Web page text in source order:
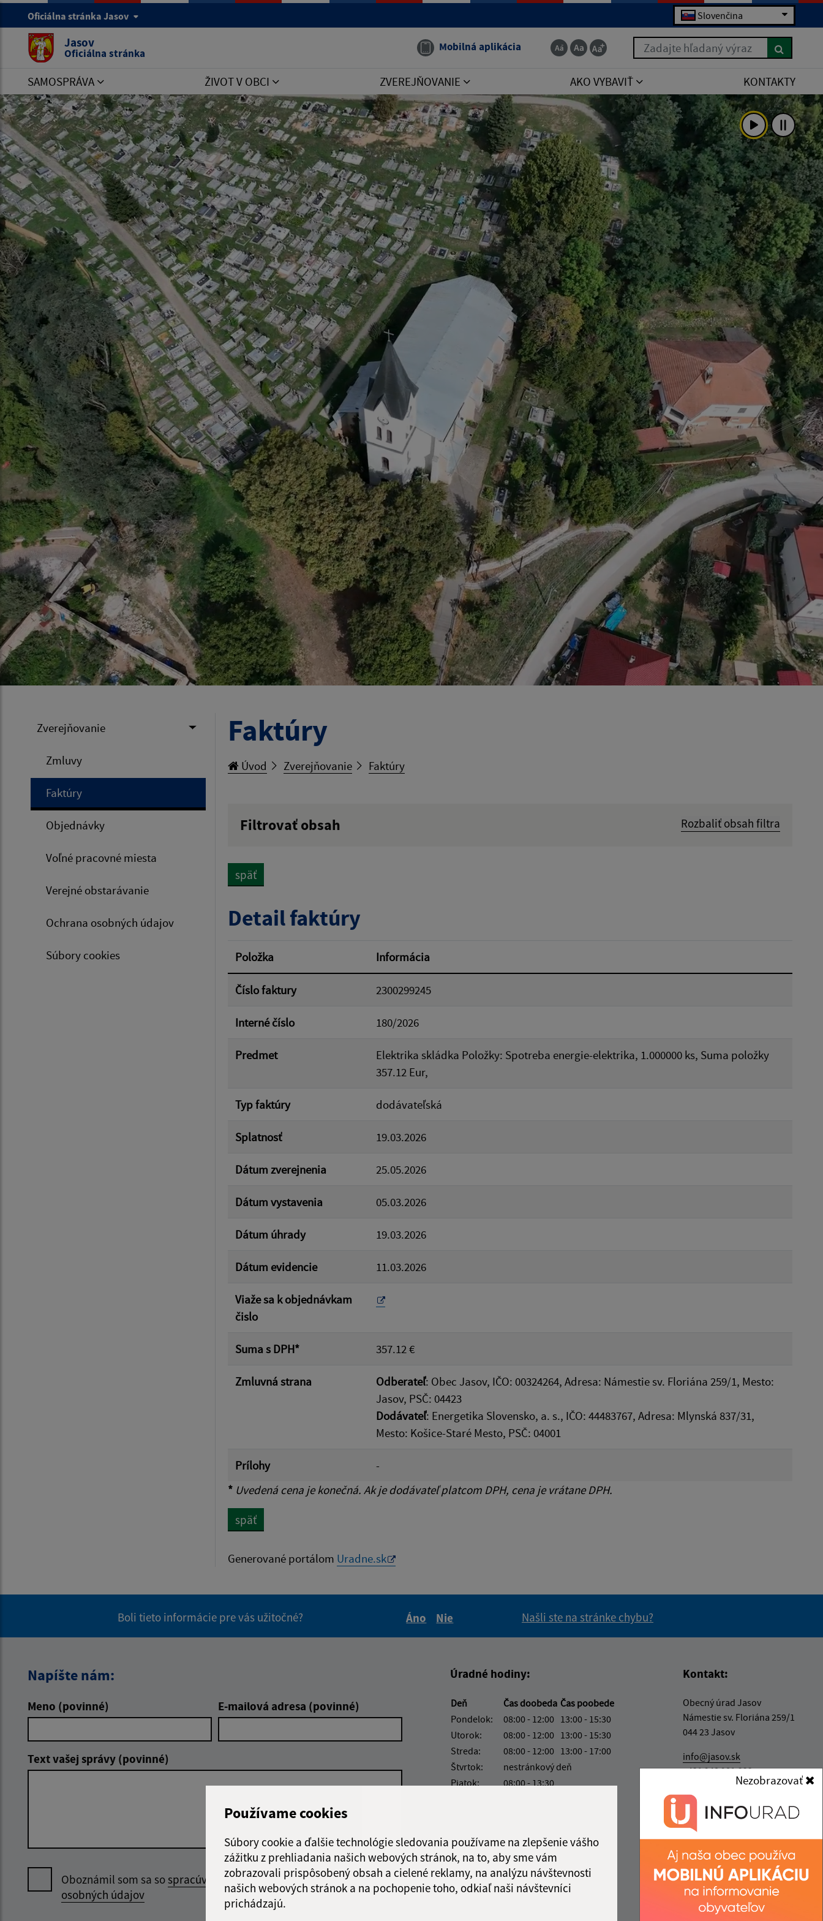
Používame cookies
Súbory cookie a ďalšie technológie sledovania používame na zlepšenie vášho
zážitku z prehliadania našich webových stránok, na to, aby sme vám
zobrazovali prispôsobený obsah a cielené reklamy, na analýzu návštevnosti
našich webových stránok a na pochopenie toho, odkiaľ naši návštevníci
prichádzajú.
Nezobrazovať
Oficiálna stránka Jasov Slovenčina
Jasov
Oficiálna stránka Mobilná aplikácia Zadajte hľadaný výraz
SAMOSPRÁVA ŽIVOT V OBCI ZVEREJŇOVANIE AKO VYBAVIŤ KONTAKTY
Zverejňovanie
Zmluvy
Faktúry
Objednávky
Voľné pracovné miesta
Verejné obstarávanie
Ochrana osobných údajov
Súbory cookies
Faktúry
Úvod Zverejňovanie Faktúry
Filtrovať obsah
Rozbaliť obsah filtra
Suma od:
Filtrovať
späť
Detail faktúry
Položka Informácia
Číslo faktury 2300299245
Interné číslo 180/2026
Predmet
Elektrika skládka Položky: Spotreba energie-elektrika, 1.000000 ks, Suma položky
357.12 Eur,
Typ faktúry dodávateľská
Splatnosť 19.03.2026
Dátum zverejnenia 25.05.2026
Dátum vystavenia 05.03.2026
Dátum úhrady 19.03.2026
Dátum evidencie 11.03.2026
Viaže sa k objednávkam
čislo
Suma s DPH* 357.12 €
Zmluvná strana Odberateľ: Obec Jasov, IČO: 00324264, Adresa: Námestie sv. Floriána 259/1, Mesto:
Jasov, PSČ: 04423
Dodávateľ: Energetika Slovensko, a. s., IČO: 44483767, Adresa: Mlynská 837/31,
Mesto: Košice-Staré Mesto, PSČ: 04001
Prílohy
-
* Uvedená cena je konečná. Ak je dodávateľ platcom DPH, cena je vrátane DPH.
späť
Generované portálom Uradne.sk
Boli tieto informácie pre vás užitočné?
Áno
Nie
Našli ste na stránke chybu?
Napíšte nám:
Meno (povinné) E-mailová adresa (povinné)
Text vašej správy (povinné)
Oboznámil som sa sospracúvaním
osobných údajov
Google reCaptcha Response
Odoslať správu
Úradné hodiny:
Deň Čas doobeda Čas poobede
Pondelok:
08:00 - 12:00 13:00 - 15:30
Utorok:
08:00 - 12:00 13:00 - 15:30
Streda:
08:00 - 12:00 13:00 - 17:00
Štvrtok:
nestránkový deň
Piatok:
08:00 - 13:30
Kontakt:
Obecný úrad Jasov
Námestie sv. Floriána 259/1
044 23 Jasov
info@jasov.sk
+421 948 981 666
IČO: 00324264